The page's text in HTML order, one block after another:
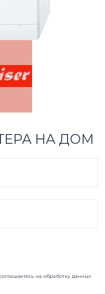
НА ДОМ
на обработку данных